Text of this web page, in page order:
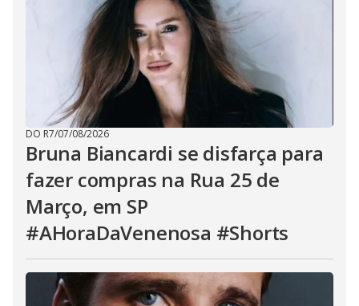
DO R7/07/08/2026
Bruna Biancardi se disfarça para
fazer compras na Rua 25 de
Março, em SP
#AHoraDaVenenosa #Shorts